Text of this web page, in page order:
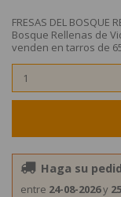
FRESAS DEL BOSQUE
Bosque Rellenas de
venden en tarros de
Haga su
entre 24-08-2026y